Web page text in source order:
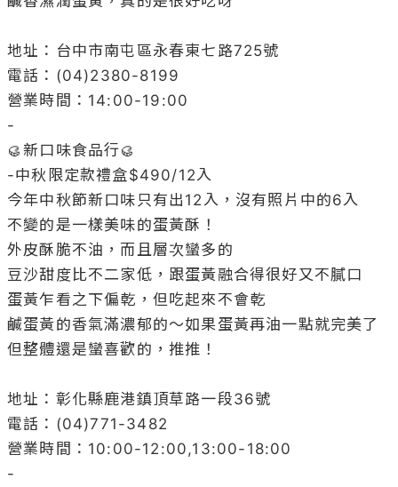
地址：台中市南屯區永春東七路725號
電話：(04)2380-8199
營業時間：14:00-19:00
-
🥮新口味食品行🥮
-中秋限定款禮盒$490/12入
今年中秋節新口味只有出12入，沒有照片中的6入
不變的是一樣美味的蛋黃酥！
外皮酥脆不油，而且層次蠻多的
豆沙甜度比不二家低，跟蛋黃融合得很好又不膩口
蛋黃乍看之下偏乾，但吃起來不會乾
鹹蛋黃的香氣滿濃郁的～如果蛋黃再油一點就完美了
但整體還是蠻喜歡的，推推！
地址：彰化縣鹿港鎮頂草路一段36號
電話：(04)771-3482
營業時間：10:00-12:00,13:00-18:00
-